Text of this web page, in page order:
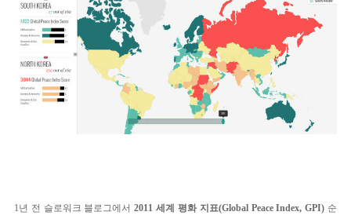
1년 전 슬로워크 블로그에서2011 세계 평화 지표(Global Peace Index, GPI) 순